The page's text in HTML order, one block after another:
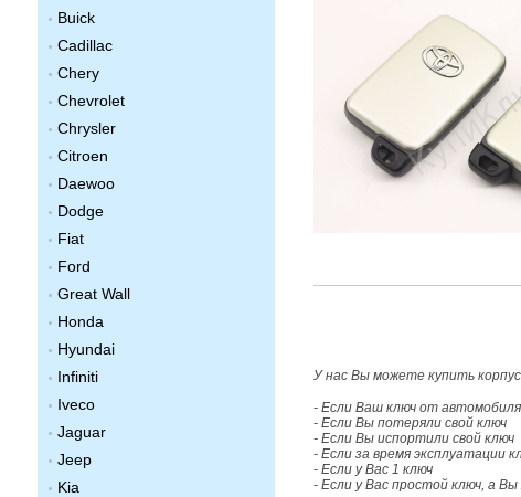
Buick
Cadillac
Chery
Chevrolet
Chrysler
Citroen
Daewoo
Dodge
Fiat
Ford
Great Wall
Honda
Hyundai
Infiniti
Iveco
Jaguar
Jeep
Kia
У нас Вы можете купить
- Если Ваш ключ от
- Если Вы потеряли свой ключ
- Если Вы испортили свой ключ
- Если за время эксплуатации
- Если у Вас 1 ключ
- Если у Вас простой ключ, а